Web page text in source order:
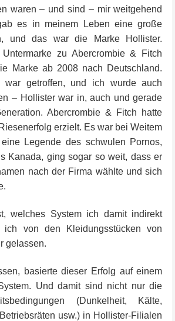
waren – und sind – mir weitgehend
es in meinem Leben eine große
und das war die Marke Hollister.
zu Abercrombie & Fitch
Marke ab 2008 nach Deutschland.
war getroffen, und ich wurde auch
– Hollister war in, auch und gerade
Abercrombie & Fitch hatte
erzielt. Es war bei Weitem
Legende des schwulen Pornos,
Kanada, ging sogar so weit, dass er
nach der Firma wählte und sich
welches System ich damit indirekt
ich von den Kleidungsstücken von
gelassen.
basierte dieser Erfolg auf einem
Und damit sind nicht nur die
(Dunkelheit, Kälte,
usw.) in Hollister-Filialen